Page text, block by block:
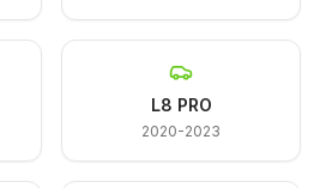
L8 PRO
2020-2023